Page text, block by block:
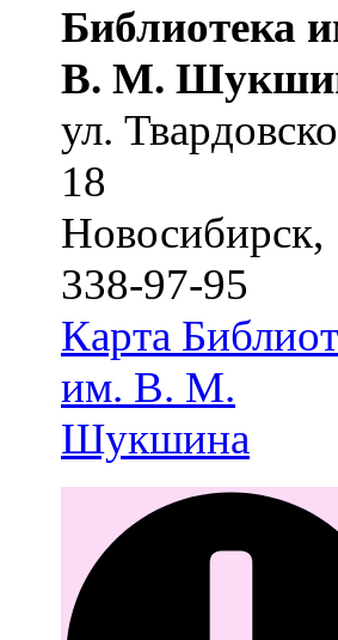
Библиотека
В. М.
ул.
18
Новосибирск,
338-97-95
Карта
им. В. М.
Шукшина